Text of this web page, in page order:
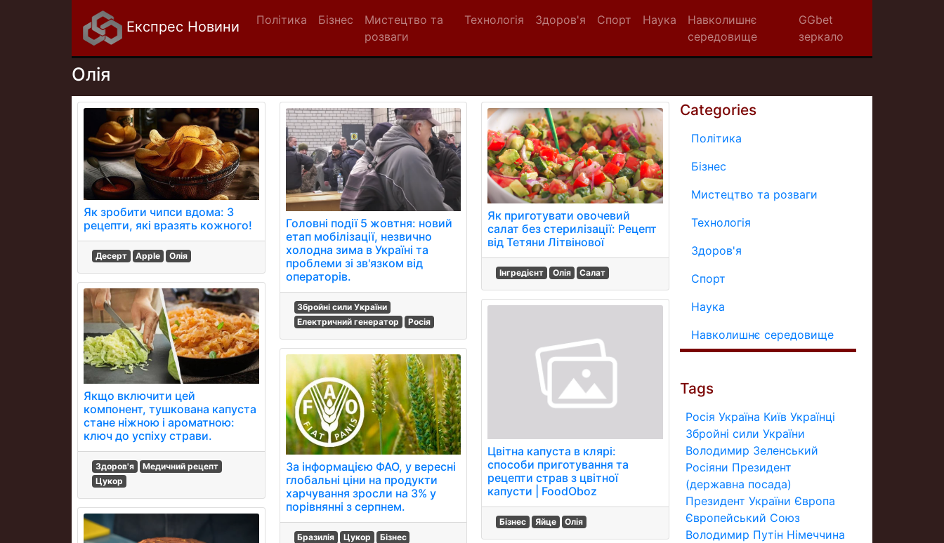
Експрес Новини Політика Бізнес
Мистецтво та
розваги
Технологія Здоров'я Спорт Наука
Навколишнє
середовище
GGbet
зеркало
Олія
Як зробити чипси вдома: 3
рецепти, які вразять кожного!
Десерт Apple Олія
Якщо включити цей
компонент, тушкована капуста
стане ніжною і ароматною:
ключ до успіху страви.
Здоров'я
Медичний рецепт
Цукор
Головні події 5 жовтня: новий
етап мобілізації, незвично
холодна зима в Україні та
проблеми зі зв'язком від
операторів.
Збройні сили України
Електричний генератор
Росія
За інформацією ФАО, у вересні
глобальні ціни на продукти
харчування зросли на 3% у
порівнянні з серпнем.
Бразилія Цукор Бізнес
Як приготувати овочевий
салат без стерилізації: Рецепт
від Тетяни Літвінової
Інгредієнт Олія Салат
Цвітна капуста в клярі:
способи приготування та
рецепти страв з цвітної
капусти | FoodOboz
Бізнес Яйце Олія
Categories
Політика
Бізнес
Мистецтво та розваги
Технологія
Здоров'я
Спорт
Наука
Навколишнє середовище
Tags
Росія Україна Київ Українці
Збройні сили України
Володимир Зеленський
Росіяни Президент
(державна посада)
Президент України Європа
Європейський Союз
Володимир Путін Німеччина